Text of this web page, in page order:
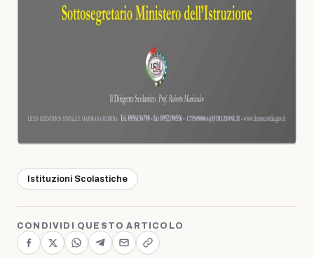
Istituzioni Scolastiche
CONDIVIDI QUESTO ARTICOLO